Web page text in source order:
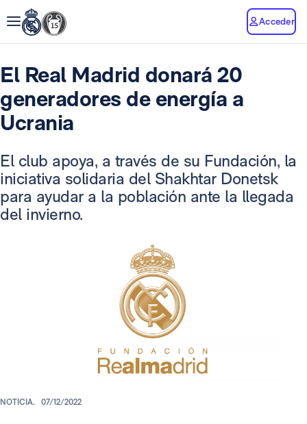
Acceder
El Real Madrid donará 20
generadores de energía a
Ucrania
El club apoya, a través de su Fundación, la
iniciativa solidaria del Shakhtar Donetsk
para ayudar a la población ante la llegada
del invierno.
NOTICIA. 07/12/2022